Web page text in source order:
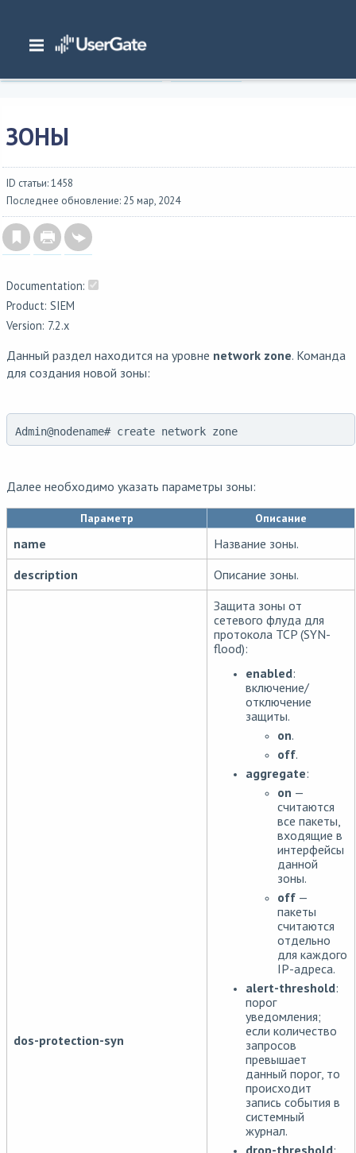
Главная/ Документация/SIEM/
UserGate SIEM 7.2.x Руководство администратора
ЗОНЫ
ID статьи: 1458
Последнее обновление: 25 мар, 2024
Documentation:
Product: SIEM
Version: 7.2.x
Данный раздел находится на уровне network zone. Команда
для создания новой зоны:
Admin@nodename# create network zone
Далее необходимо указать параметры зоны:
Параметр Описание
name
Название зоны.
description
Описание зоны.
dos-protection-syn
Защита зоны от
сетевого флуда для
протокола TCP (SYN-
flood):
enabled:
включение/
отключение
защиты.
on.
off.
aggregate:
on —
считаются
все пакеты,
входящие в
интерфейсы
данной
зоны.
off —
пакеты
считаются
отдельно
для каждого
IP-адреса.
alert-threshold:
порог
уведомления;
если количество
запросов
превышает
данный порог, то
происходит
запись события в
системный
журнал.
drop-threshold: